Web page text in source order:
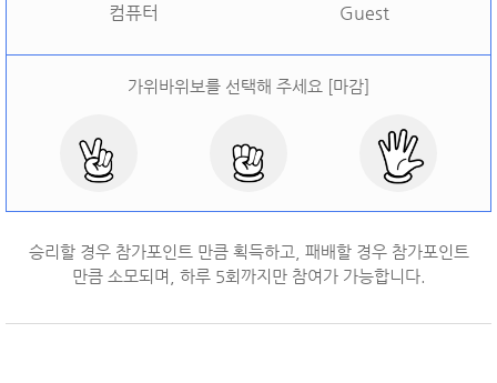
컴퓨터 Guest
가위바위보를 선택해 주세요 [마감]
승리할 경우 참가포인트 만큼 획득하고, 패배할 경우 참가포인트
만큼 소모되며, 하루 5회까지만 참여가 가능합니다.